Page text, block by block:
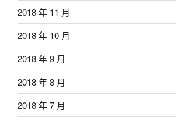
2018 年 11 月
2018 年 10 月
2018 年 9 月
2018 年 8 月
2018 年 7 月